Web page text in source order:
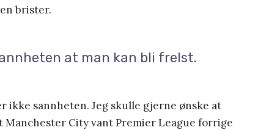
brister.
at man kan bli frelst.
ikke sannheten. Jeg skulle gjerne ønske at
Manchester City vant Premier League forrige